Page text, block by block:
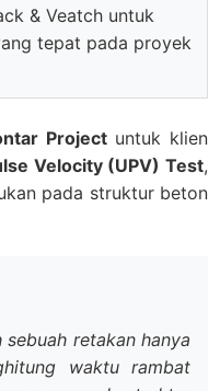
& Veatch untuk
tepat pada proyek
Projectuntuk klien
Velocity (UPV) Test,
pada struktur beton
retakan hanya
waktu rambat